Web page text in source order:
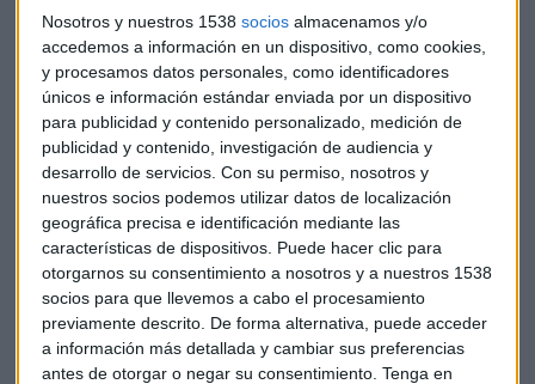
Nosotros y nuestros 1538 socios almacenamos y/o
accedemos a información en un dispositivo, como cookies,
y procesamos datos personales, como identificadores
únicos e información estándar enviada por un dispositivo
para publicidad y contenido personalizado, medición de
publicidad y contenido, investigación de audiencia y
desarrollo de servicios. Con su permiso, nosotros y
nuestros socios podemos utilizar datos de localización
geográfica precisa e identificación mediante las
características de dispositivos. Puede hacer clic para
otorgarnos su consentimiento a nosotros y a nuestros 1538
socios para que llevemos a cabo el procesamiento
previamente descrito. De forma alternativa, puede acceder
a información más detallada y cambiar sus preferencias
antes de otorgar o negar su consentimiento. Tenga en
Por otro lado,quien quiera vender oro tiene que
cuestionarse tres aspectos: ¿Necesito la liquidez? ¿Me
conviene realizar plusvalías? ¿Debo vender todo o una
parte? "Yo recomendaría siempre una parte, puesto que es
recomendable tener una pequeña exposición al oro para
preservar el patrimonio y diversificar la cartera", señala el
director general de Degussa en España.